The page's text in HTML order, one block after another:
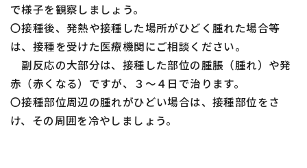
で様子を観察しましょう。
〇接種後、発熱や接種した場所がひどく腫れた場合等
は、接種を受けた医療機関にご相談ください。
副反応の大部分は、接種した部位の腫脹（腫れ）や発
赤（赤くなる）ですが、３～４日で治ります。
〇接種部位周辺の腫れがひどい場合は、接種部位をさ
け、その周囲を冷やしましょう。